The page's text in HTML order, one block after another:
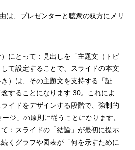
は、プレゼンターと聴衆の双方にメリ
にとって：見出しを「主題文（トピ
て設定することで、スライドの本文
き）は、その主題文を支持する「証
することになります 30。これによ
イドをデザインする段階で、強制的
ジ」の原則に従うことになります。
：スライドの「結論」が最初に提示
くグラフや図表が「何を示すために